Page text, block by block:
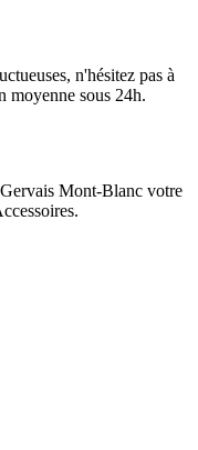
n'hésitez pas à
moyenne sous 24h.
Mont-Blanc votre